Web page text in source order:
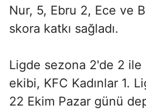
Nur, 5, Ebru 2, Ece ve
skora katkı sağladı.
Ligde sezona 2'de 2 ile
ekibi, KFC Kadınlar 1.
22 Ekim Pazar günü